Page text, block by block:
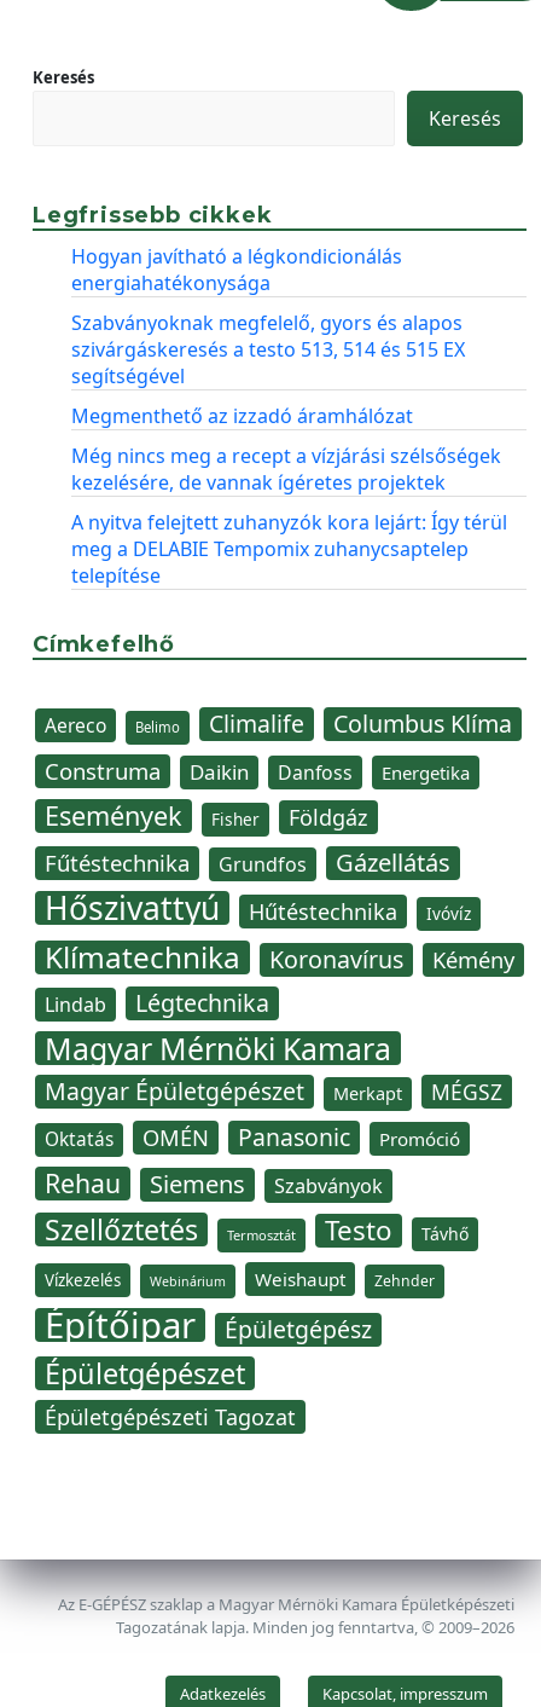
Keresés
Keresés
Legfrissebb cikkek
Hogyan javítható a légkondicionálás
energiahatékonysága
Szabványoknak megfelelő, gyors és alapos
szivárgáskeresés a testo 513, 514 és 515 EX
segítségével
Megmenthető az izzadó áramhálózat
Még nincs meg a recept a vízjárási szélsőségek
kezelésére, de vannak ígéretes projektek
A nyitva felejtett zuhanyzók kora lejárt: Így térül
meg a DELABIE Tempomix zuhanycsaptelep
telepítése
Címkefelhő
Aereco Belimo Climalife Columbus Klíma
Construma Daikin Danfoss Energetika
Események Fisher Földgáz
Fűtéstechnika Grundfos Gázellátás
Hőszivattyú Hűtéstechnika Ivóvíz
Klímatechnika Koronavírus Kémény
Lindab Légtechnika
Magyar Mérnöki Kamara
Magyar Épületgépészet Merkapt MÉGSZ
Oktatás OMÉN Panasonic Promóció
Rehau Siemens Szabványok
Szellőztetés Termosztát Testo Távhő
Vízkezelés Webinárium Weishaupt Zehnder
Építőipar Épületgépész
Épületgépészet
Épületgépészeti Tagozat
Az E-GÉPÉSZ szaklap a Magyar Mérnöki Kamara Épületképészeti
Tagozatának lapja. Minden jog fenntartva, © 2009–2026
Adatkezelés Kapcsolat, impresszum